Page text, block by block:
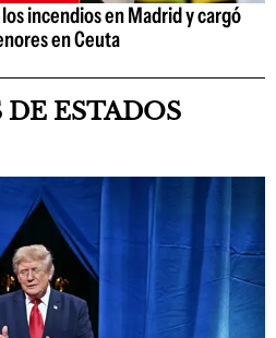
incendios en Madrid y cargó
en Ceuta
ESTADOS